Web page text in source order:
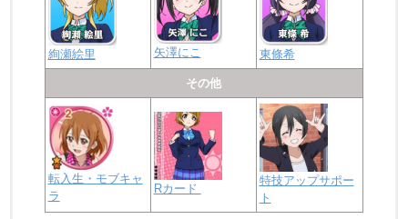
絢瀬絵里 矢澤にこ 東條希
その他
転入生・モブキャ
ラ
Rカード
特技アップサポー
ト